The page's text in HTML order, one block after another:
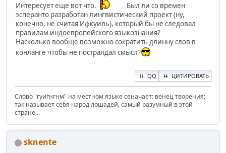
Интересует еще вот что.
Был ли со времен
эсперанто разработан лингвистический проект (ну,
конечно, не считая Ифкуиль), который бы не следовал
правилам индоевропейского языкознания?
Насколько вообще возможно сократить длинну слов в
конланге чтобы не постралдал смысл?
QQ ЦИТИРОВАТЬ
Слово "гуигнгнм" на местном языке означает: венец творения;
так называет себя народ лошадей, самый разумный в этой
стране...
sknente